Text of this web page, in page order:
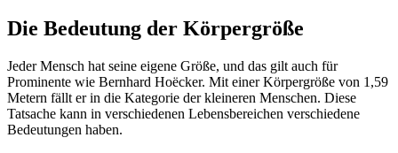
Die Bedeutung der Körpergröße
Jeder Mensch hat seine eigene Größe, und das gilt auch für
Prominente wie Bernhard Hoëcker. Mit einer Körpergröße von 1,59
Metern fällt er in die Kategorie der kleineren Menschen. Diese
Tatsache kann in verschiedenen Lebensbereichen verschiedene
Bedeutungen haben.